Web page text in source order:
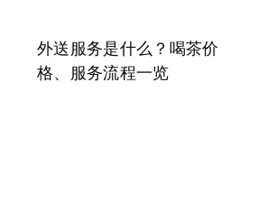
外送服务是什么？喝茶价
格、服务流程一览